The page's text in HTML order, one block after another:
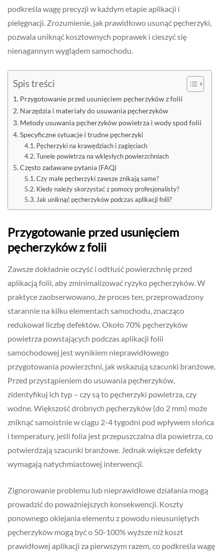
podkreśla wagę precyzji w każdym etapie aplikacji i
pielęgnacji. Zrozumienie, jak prawidłowo usunąć pęcherzyki,
pozwala uniknąć kosztownych poprawek i cieszyć się
nienagannym wyglądem samochodu.
Spis treści
Przygotowanie przed usunięciem pęcherzyków z folii
Narzędzia i materiały do usuwania pęcherzyków
Metody usuwania pęcherzyków powietrza i wody spod folii
Specyficzne sytuacje i trudne pęcherzyki
Pęcherzyki na krawędziach i zagięciach
Tunele powietrza na wklęsłych powierzchniach
Często zadawane pytania (FAQ)
Czy małe pęcherzyki zawsze znikają same?
Kiedy należy skorzystać z pomocy profesjonalisty?
Jak uniknąć pęcherzyków podczas aplikacji folii?
Przygotowanie przed usunięciem
pęcherzyków z folii
Zawsze dokładnie oczyść i odtłuść powierzchnię przed
aplikacją folii, aby zminimalizować ryzyko pęcherzyków. W
praktyce zaobserwowano, że proces ten, przeprowadzony
starannie na kilku elementach samochodu, znacząco
redukował liczbę defektów. Około 70% pęcherzyków
powietrza powstających podczas aplikacji folii
samochodowej jest wynikiem nieprawidłowego
przygotowania powierzchni, jak wskazują szacunki branżowe.
Przed przystąpieniem do usuwania pęcherzyków,
zidentyfikuj ich typ – czy są to pęcherzyki powietrza, czy
wodne. Większość drobnych pęcherzyków (do 2 mm) może
zniknąć samoistnie w ciągu 2-4 tygodni pod wpływem słońca
i temperatury, jeśli folia jest przepuszczalna dla powietrza, co
potwierdzają szacunki branżowe. Jednak większe defekty
wymagają natychmiastowej interwencji.
Zignorowanie problemu lub nieprawidłowe działania mogą
prowadzić do poważniejszych konsekwencji. Koszty
ponownego oklejania elementu z powodu nieusuniętych
pęcherzyków mogą być o 50-100% wyższe niż koszt
prawidłowej aplikacji za pierwszym razem, co podkreśla wagę